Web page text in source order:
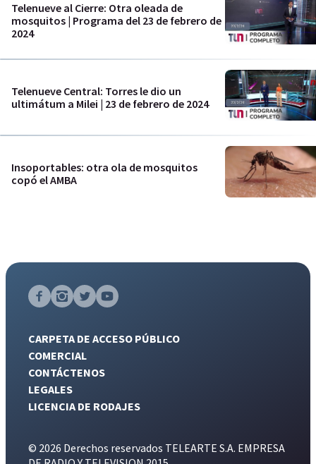
Telenueve al Cierre: Otra oleada de
mosquitos | Programa del 23 de febrero de
2024
Telenueve Central: Torres le dio un
ultimátum a Milei | 23 de febrero de 2024
Insoportables: otra ola de mosquitos
copó el AMBA
CARPETA DE ACCESO PÚBLICO
COMERCIAL
CONTÁCTENOS
LEGALES
LICENCIA DE RODAJES
© 2026 Derechos reservados TELEARTE S.A. EMPRESA